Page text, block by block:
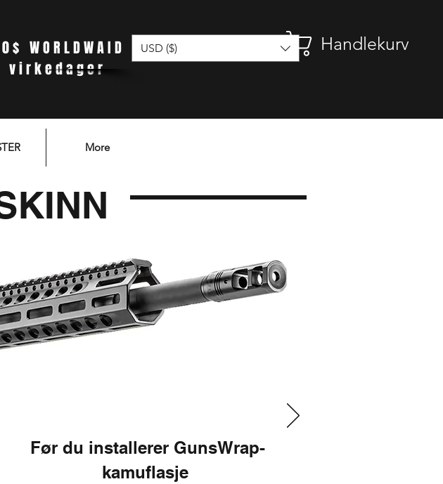
Handlekurv
WORLDWAID
virkedager
USD ($)
More
Før du installerer GunsWrap-
kamuflasje